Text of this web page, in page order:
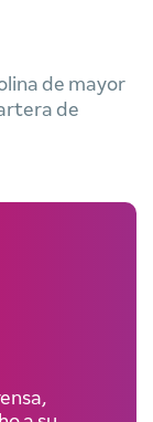
de mayor
de